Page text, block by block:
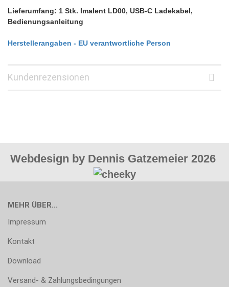
Lieferumfang: 1 Stk. Imalent LD00, USB-C Ladekabel,
Bedienungsanleitung
Herstellerangaben - EU verantwortliche Person
Kundenrezensionen
Webdesign by Dennis Gatzemeier 2026
MEHR ÜBER...
Impressum
Kontakt
Download
Versand- & Zahlungsbedingungen